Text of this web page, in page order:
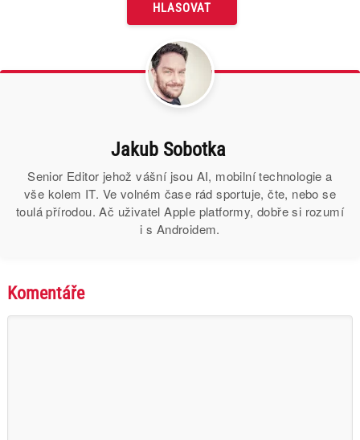
Jakub Sobotka
Senior Editor jehož vášní jsou AI, mobilní technologie a
vše kolem IT. Ve volném čase rád sportuje, čte, nebo se
toulá přírodou. Ač uživatel Apple platformy, dobře si rozumí
i s Androidem.
Komentáře